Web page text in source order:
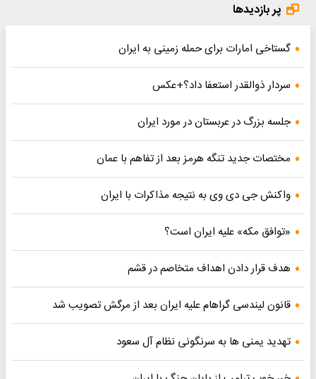
پر بازدیدها
گستاخی امارات برای حمله زمینی به ایران
سردار ذوالقدر استعفا داد؟+عکس
جلسه بزرگ در عربستان در مورد ایران
مختصات جدید تنگه هرمز بعد از تفاهم با عمان
واکنش جی دی وی به نتیجه مذاکرات با ایران
«توافق مکه» علیه ایران است؟
هدف قرار دادن اهداف متخاصم در قشم
قانون لیندسی گراهام علیه ایران بعد از مرگش تصویب شد
تهدید یمنی ها به سرنگونی نظام آل سعود